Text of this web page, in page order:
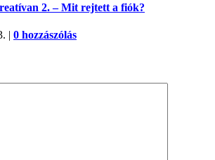
2. – Mit rejtett a fiók?
| 0 hozzászólás